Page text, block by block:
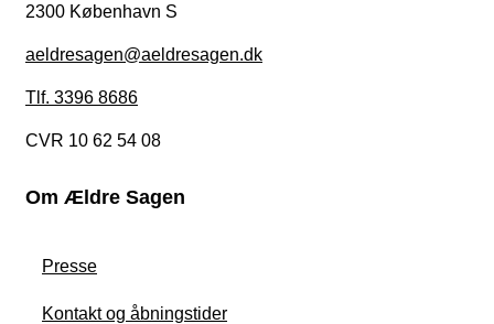
2300 København S
aeldresagen@aeldresagen.dk
Tlf. 3396 8686
CVR 10 62 54 08
Om Ældre Sagen
Presse
Kontakt og åbningstider